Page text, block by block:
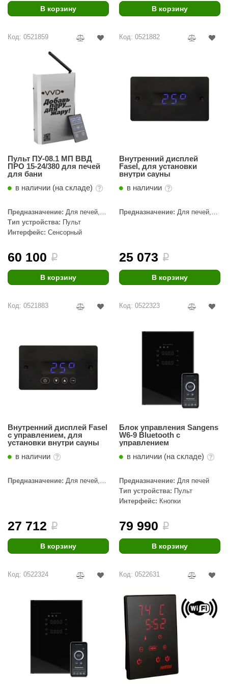
В корзину В корзину
Код: 0521859
Пульт ПУ-08.1 МП ВВД
ПРО 15-24/380 для печей
для бани
в наличии (на складе)
Предназначение: Для печей,
Для печей с парогенератором,
АЭГПП, ПАРиЖАР, Премьера
Руса, Премьера
Тип устройства: Пульт
Интерфейс: Сенсорный
60 100 i
В корзину
Код: 0521882
Внутренний дисплей
Fasel, для установки
внутри сауны
в наличии
Предназначение: Для печей,
25 073 i
В корзину
Код: 0521883
Внутренний дисплей Fasel
c управлением, для
установки внутри сауны
в наличии
Предназначение: Для печей,
27 712 i
В корзину
Код: 0522323
Блок управления Sangens
W6-9 Bluetooth с
управлением
в наличии (на складе)
Предназначение: Для печей
Тип устройства: Пульт
Интерфейс: Кнопки
79 990 i
В корзину
Код: 0522324 Код: 0522631